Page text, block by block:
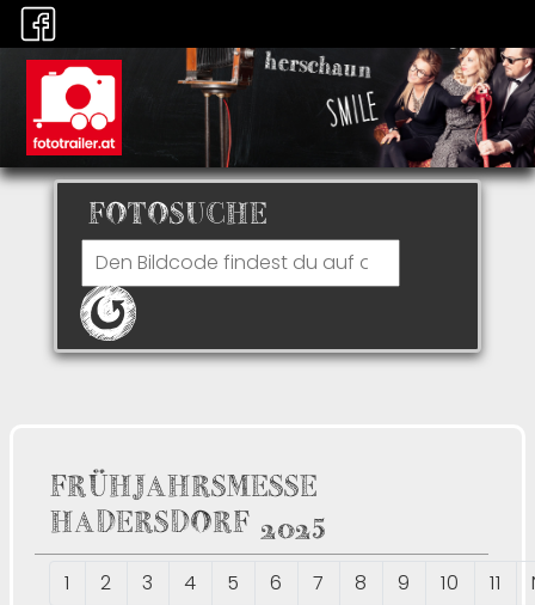
FOTOSUCHE
FRÜHJAHRSMESSE
HADERSDORF 2025
1 2 3 4 5 6 7 8 9 10 11